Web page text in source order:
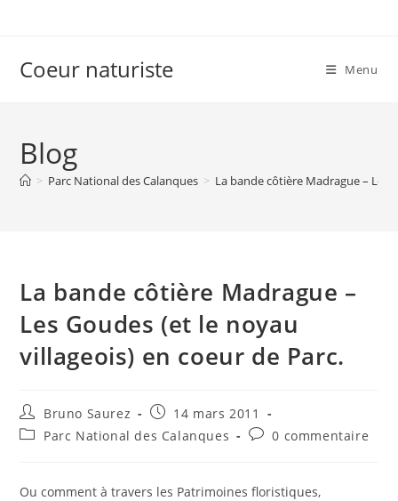
Coeur naturiste Menu
Blog
> Parc National des Calanques > La bande côtière Madrague – Les
La bande côtière Madrague –
Les Goudes (et le noyau
villageois) en coeur de Parc.
Auteur/autrice
de
la
Bruno Saurez
Publication
publiée :
14 mars 2011
PostParc National des Calanques
Commentaires
publication :
0 commentaire
Ou comment à travers les Patrimoines floristiques,